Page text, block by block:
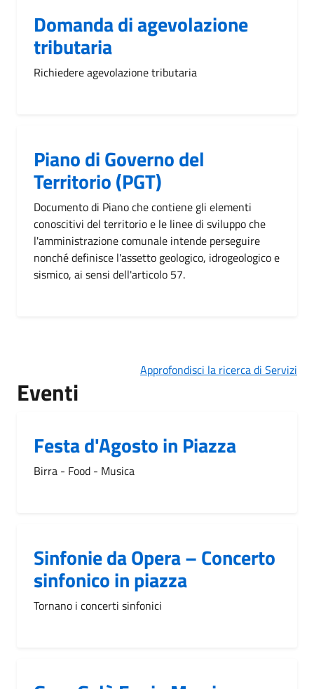
Domanda di agevolazione
tributaria
Richiedere agevolazione tributaria
Piano di Governo del
Territorio (PGT)
Documento di Piano che contiene gli elementi
conoscitivi del territorio e le linee di sviluppo che
l'amministrazione comunale intende perseguire
nonché definisce l'assetto geologico, idrogeologico e
sismico, ai sensi dell'articolo 57.
Approfondisci la ricerca di Servizi
Eventi
Festa d'Agosto in Piazza
Birra - Food - Musica
Sinfonie da Opera – Concerto
sinfonico in piazza
Tornano i concerti sinfonici